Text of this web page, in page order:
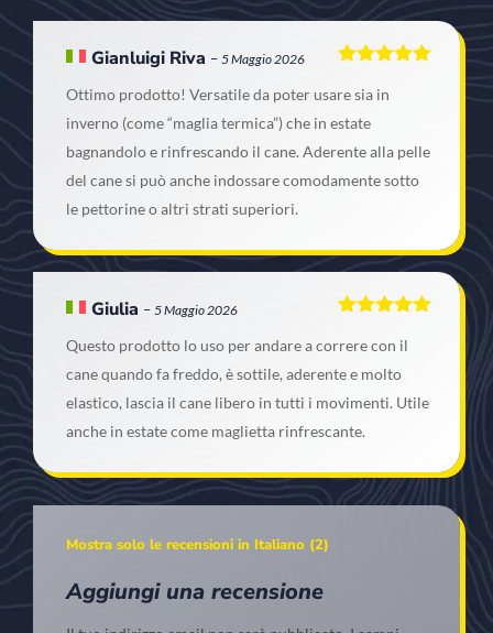
su 5
Gianluigi Riva – 5 Maggio 2026
Ottimo prodotto! Versatile da poter usare sia in
inverno (come “maglia termica”) che in estate
bagnandolo e rinfrescando il cane. Aderente alla pelle
del cane si può anche indossare comodamente sotto
le pettorine o altri strati superiori.
su 5
Giulia – 5 Maggio 2026
Questo prodotto lo uso per andare a correre con il
cane quando fa freddo, è sottile, aderente e molto
elastico, lascia il cane libero in tutti i movimenti. Utile
anche in estate come maglietta rinfrescante.
Mostra solo le recensioni in Italiano (2)
Aggiungi una recensione